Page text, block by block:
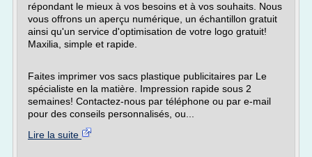
répondant le mieux à vos besoins et à vos souhaits. Nous
vous offrons un aperçu numérique, un échantillon gratuit
ainsi qu'un service d'optimisation de votre logo gratuit!
Maxilia, simple et rapide.
Faites imprimer vos sacs plastique publicitaires par Le
spécialiste en la matière. Impression rapide sous 2
semaines! Contactez-nous par téléphone ou par e-mail
pour des conseils personnalisés, ou...
Lire la suite